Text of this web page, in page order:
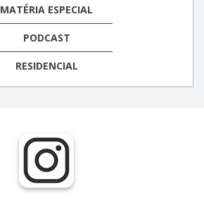
MATÉRIA ESPECIAL
PODCAST
RESIDENCIAL